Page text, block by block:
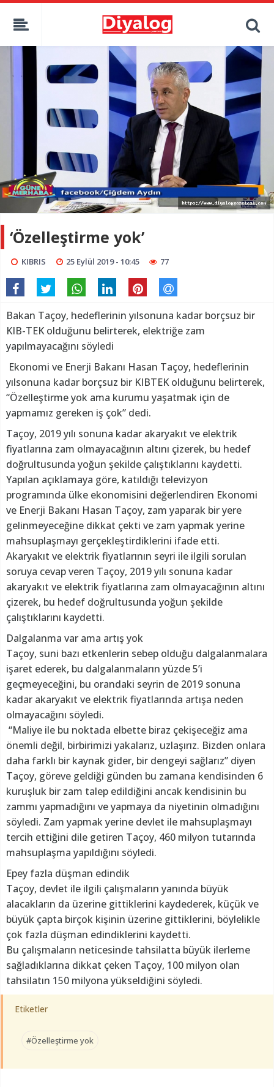
‘Özelleştirme yok’
KIBRIS 25 Eylül 2019 - 10:45 77
Bakan Taçoy, hedeflerinin yılsonuna kadar borçsuz bir
KIB-TEK olduğunu belirterek, elektriğe zam
yapılmayacağını söyledi
Ekonomi ve Enerji Bakanı Hasan Taçoy, hedeflerinin
yılsonuna kadar borçsuz bir KIBTEK olduğunu belirterek,
“Özelleştirme yok ama kurumu yaşatmak için de
yapmamız gereken iş çok” dedi.
Taçoy, 2019 yılı sonuna kadar akaryakıt ve elektrik
fiyatlarına zam olmayacağının altını çizerek, bu hedef
doğrultusunda yoğun şekilde çalıştıklarını kaydetti.
Yapılan açıklamaya göre, katıldığı televizyon
programında ülke ekonomisini değerlendiren Ekonomi
ve Enerji Bakanı Hasan Taçoy, zam yaparak bir yere
gelinmeyeceğine dikkat çekti ve zam yapmak yerine
mahsuplaşmayı gerçekleştirdiklerini ifade etti.
Akaryakıt ve elektrik fiyatlarının seyri ile ilgili sorulan
soruya cevap veren Taçoy, 2019 yılı sonuna kadar
akaryakıt ve elektrik fiyatlarına zam olmayacağının altını
çizerek, bu hedef doğrultusunda yoğun şekilde
çalıştıklarını kaydetti.
Dalgalanma var ama artış yok
Taçoy, suni bazı etkenlerin sebep olduğu dalgalanmalara
işaret ederek, bu dalgalanmaların yüzde 5’i
geçmeyeceğini, bu orandaki seyrin de 2019 sonuna
kadar akaryakıt ve elektrik fiyatlarında artışa neden
olmayacağını söyledi.
“Maliye ile bu noktada elbette biraz çekişeceğiz ama
önemli değil, birbirimizi yakalarız, uzlaşırız. Bizden onlara
daha farklı bir kaynak gider, bir dengeyi sağlarız” diyen
Taçoy, göreve geldiği günden bu zamana kendisinden 6
kuruşluk bir zam talep edildiğini ancak kendisinin bu
zammı yapmadığını ve yapmaya da niyetinin olmadığını
söyledi. Zam yapmak yerine devlet ile mahsuplaşmayı
tercih ettiğini dile getiren Taçoy, 460 milyon tutarında
mahsuplaşma yapıldığını söyledi.
Epey fazla düşman edindik
Taçoy, devlet ile ilgili çalışmaların yanında büyük
alacakların da üzerine gittiklerini kaydederek, küçük ve
büyük çapta birçok kişinin üzerine gittiklerini, böylelikle
çok fazla düşman edindiklerini kaydetti.
Bu çalışmaların neticesinde tahsilatta büyük ilerleme
sağladıklarına dikkat çeken Taçoy, 100 milyon olan
tahsilatın 150 milyona yükseldiğini söyledi.
Etiketler
#Özelleştirme yok